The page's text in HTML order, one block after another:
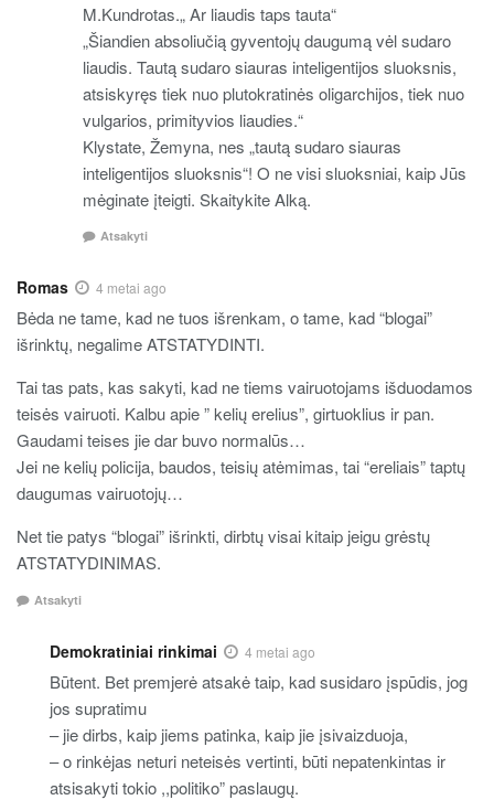
M.Kundrotas.„ Ar liaudis taps tauta“
„Šiandien absoliučią gyventojų daugumą vėl sudaro
liaudis. Tautą sudaro siauras inteligentijos sluoksnis,
atsiskyręs tiek nuo plutokratinės oligarchijos, tiek nuo
vulgarios, primityvios liaudies.“
Klystate, Žemyna, nes „tautą sudaro siauras
inteligentijos sluoksnis“! O ne visi sluoksniai, kaip Jūs
mėginate įteigti. Skaitykite Alką.
Atsakyti
Romas 4 metai ago
Bėda ne tame, kad ne tuos išrenkam, o tame, kad “blogai”
išrinktų, negalime ATSTATYDINTI.
Tai tas pats, kas sakyti, kad ne tiems vairuotojams išduodamos
teisės vairuoti. Kalbu apie ” kelių erelius”, girtuoklius ir pan.
Gaudami teises jie dar buvo normalūs…
Jei ne kelių policija, baudos, teisių atėmimas, tai “ereliais” taptų
daugumas vairuotojų…
Net tie patys “blogai” išrinkti, dirbtų visai kitaip jeigu grėstų
ATSTATYDINIMAS.
Atsakyti
Demokratiniai rinkimai 4 metai ago
Būtent. Bet premjerė atsakė taip, kad susidaro įspūdis, jog
jos supratimu
– jie dirbs, kaip jiems patinka, kaip jie įsivaizduoja,
– o rinkėjas neturi neteisės vertinti, būti nepatenkintas ir
atsisakyti tokio ,,politiko” paslaugų.